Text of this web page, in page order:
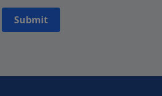
Submit